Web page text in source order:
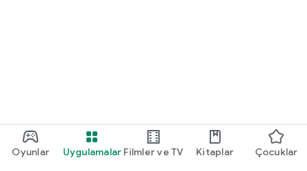
Oyunlar Uygulamalar Filmler ve TV Kitaplar Çocuklar